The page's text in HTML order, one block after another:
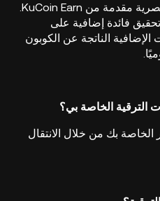
قسائم زيادة المعدل هي مزايا حصرية مقدمة من KuCoin Earn.
فائدة إضافية على
الناتجة عن الكوبون
بك من خلال الانتقال